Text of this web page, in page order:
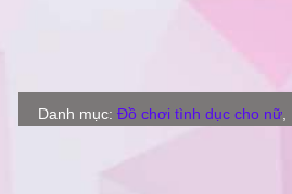
Danh mục: Đồ chơi tình dục cho nữ,